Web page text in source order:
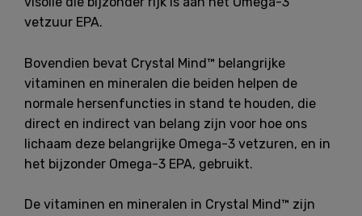
vetzuur EPA.
Bovendien bevat Crystal Mind™ belangrijke
vitaminen en mineralen die beiden helpen de
normale hersenfuncties in stand te houden, die
direct en indirect van belang zijn voor hoe ons
lichaam deze belangrijke Omega-3 vetzuren, en in
het bijzonder Omega-3 EPA, gebruikt.
De vitaminen en mineralen in Crystal Mind™ zijn